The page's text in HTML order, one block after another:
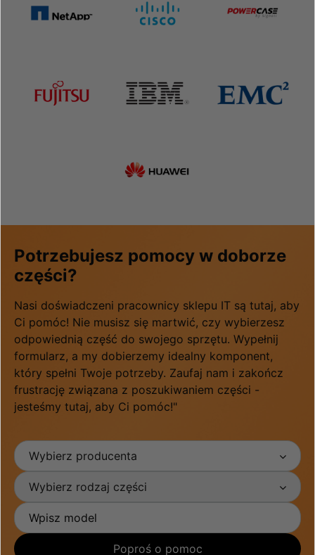
Potrzebujesz pomocy w doborze
części?
Nasi doświadczeni pracownicy sklepu IT są tutaj, aby
Ci pomóc! Nie musisz się martwić, czy wybierzesz
odpowiednią część do swojego sprzętu. Wypełnij
formularz, a my dobierzemy idealny komponent,
który spełni Twoje potrzeby. Zaufaj nam i zakończ
frustrację związana z poszukiwaniem części -
jesteśmy tutaj, aby Ci pomóc!"
Wybierz producenta
Wybierz rodzaj części
Poproś o pomoc